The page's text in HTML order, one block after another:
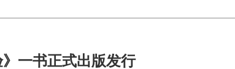
》一书正式出版发行